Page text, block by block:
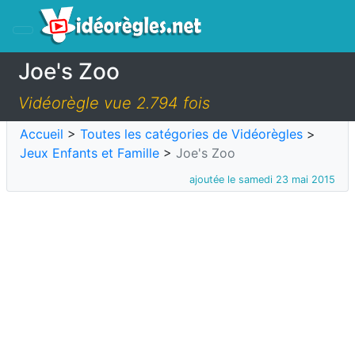
Joe's Zoo
Vidéorègle vue 2.794 fois
Accueil > Toutes les catégories de Vidéorègles >
Jeux Enfants et Famille > Joe's Zoo
ajoutée le samedi 23 mai 2015